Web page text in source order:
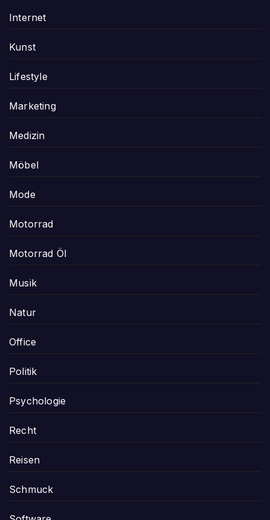
Internet
Kunst
Lifestyle
Marketing
Medizin
Möbel
Mode
Motorrad
Motorrad Öl
Musik
Natur
Office
Politik
Psychologie
Recht
Reisen
Schmuck